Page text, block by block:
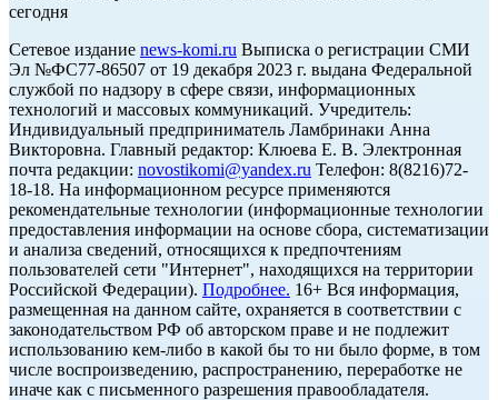
сегодня
Cетевое издание news-komi.ru Выписка о регистрации СМИ
Эл №ФС77-86507 от 19 декабря 2023 г. выдана Федеральной
службой по надзору в сфере связи, информационных
технологий и массовых коммуникаций. Учредитель:
Индивидуальный предприниматель Ламбринаки Анна
Викторовна. Главный редактор: Клюева Е. В. Электронная
почта редакции: novostikomi@yandex.ru Телефон: 8(8216)72-
18-18. На информационном ресурсе применяются
рекомендательные технологии (информационные технологии
предоставления информации на основе сбора, систематизации
и анализа сведений, относящихся к предпочтениям
пользователей сети "Интернет", находящихся на территории
Российской Федерации). Подробнее. 16+ Вся информация,
размещенная на данном сайте, охраняется в соответствии с
законодательством РФ об авторском праве и не подлежит
использованию кем-либо в какой бы то ни было форме, в том
числе воспроизведению, распространению, переработке не
иначе как с письменного разрешения правообладателя.